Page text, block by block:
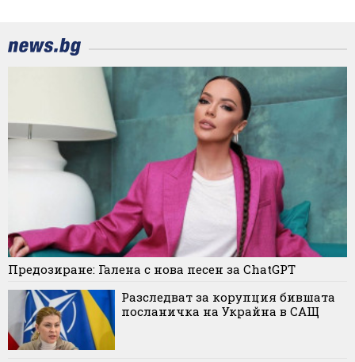
Предозиране: Галена с нова песен за ChatGPT
Разследват за корупция бившата
посланичка на Украйна в САЩ